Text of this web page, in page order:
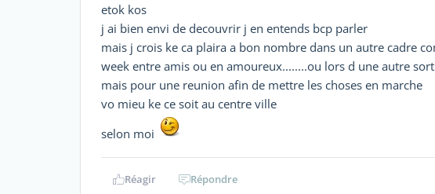
etok kos
j ai bien envi de decouvrir j en entends bcp parler
mais j crois ke ca plaira a bon nombre dans un autre cadre
week entre amis ou en amoureux........ou lors d une autre
mais pour une reunion afin de mettre les choses en marche
vo mieu ke ce soit au centre ville
selon moi
Réagir Répondre